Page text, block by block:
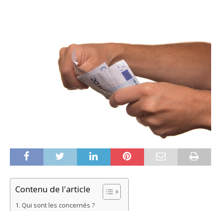
Contenu de l'article
Qui sont les concernés ?